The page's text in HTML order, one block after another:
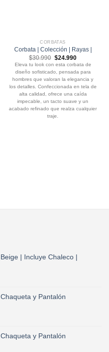
CORBATAS
Corbata | Colección | Rayas |
$30.990 El
precio
original
era:
$30.990.
$24.990El
precio
actual
es:
$24.990.
Eleva tu look con esta corbata de
diseño sofisticado, pensada para
hombres que valoran la elegancia y
los detalles. Confeccionada en tela de
alta calidad, ofrece una caída
impecable, un tacto suave y un
acabado refinado que realza cualquier
traje.
| Incluye Chaleco |
y Pantalón
y Pantalón